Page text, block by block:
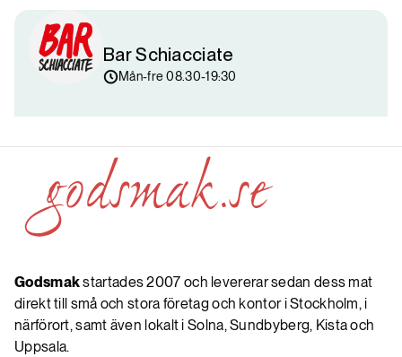
Bar Schiacciate
Mån-fre 08.30-19:30
Godsmakstartades 2007 och levererar sedan dess mat
direkt till små och stora företag och kontor i Stockholm, i
närförort, samt även lokalt i Solna, Sundbyberg, Kista och
Uppsala.